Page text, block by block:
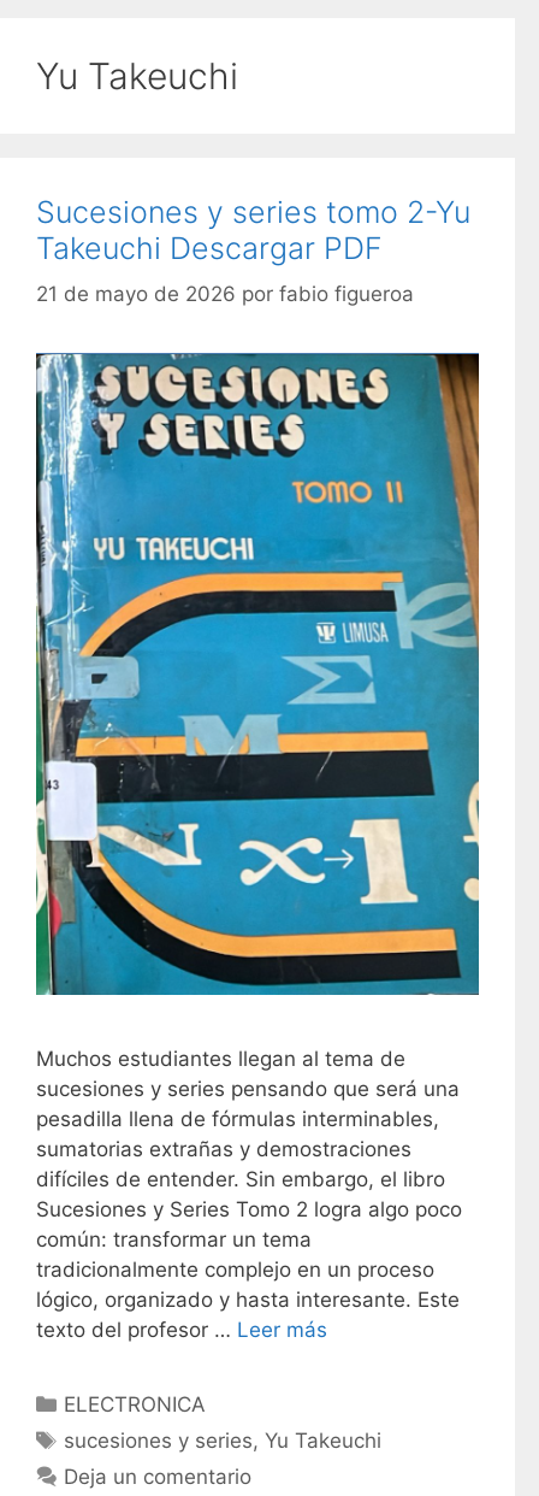
Yu Takeuchi
Sucesiones y series tomo 2-Yu
Takeuchi Descargar PDF
21 de mayo de 2026 por fabio figueroa
Muchos estudiantes llegan al tema de
sucesiones y series pensando que será una
pesadilla llena de fórmulas interminables,
sumatorias extrañas y demostraciones
difíciles de entender. Sin embargo, el libro
Sucesiones y Series Tomo 2 logra algo poco
común: transformar un tema
tradicionalmente complejo en un proceso
lógico, organizado y hasta interesante. Este
texto del profesor … Leer más
C
a
e
ELECTRONICA
E
t
sucesiones y series,Yu Takeuchi
Deja un comentario